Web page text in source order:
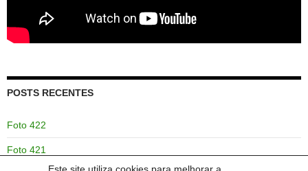
POSTS RECENTES
Foto 422
Foto 421